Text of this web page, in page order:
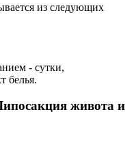
из следующих
- сутки,
белья.
живота и